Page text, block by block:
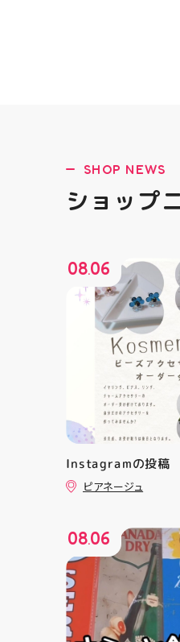
SHOP NEWS
ショップ
08.06
Instagramの投稿
ピアネージュ
08.06